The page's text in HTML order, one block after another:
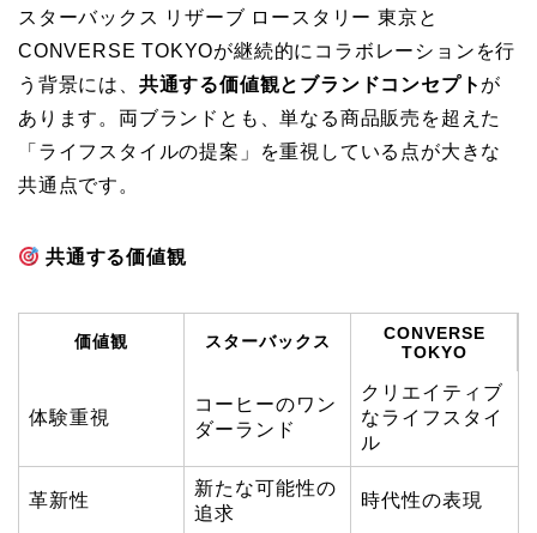
スターバックス リザーブ ロースタリー 東京と
CONVERSE TOKYOが継続的にコラボレーションを行
う背景には、 共通する価値観とブランドコンセプト が
あります。両ブランドとも、単なる商品販売を超えた
「ライフスタイルの提案」を重視している点が大きな
共通点です。
共通する価値観
価値観 スターバックス
CONVERSE
TOKYO
体験重視
コーヒーのワン
ダーランド
クリエイティブ
なライフスタイ
ル
革新性
新たな可能性の
追求
時代性の表現